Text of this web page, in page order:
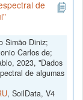
de
Simão Diniz;
Carlos de;
2023, "Dados
de algumas
, SoilData, V4